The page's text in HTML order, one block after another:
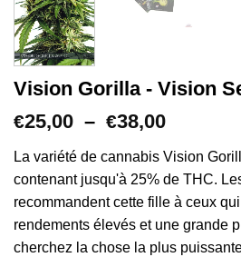
Vision Gorilla - Vision
€25,00 – €38,00Plage
prix :
€25,00
à
€38,00
La variété de cannabis Vision
contenant jusqu'à 25% de THC.
recommandent cette fille à ceux
rendements élevés et une grande
cherchez la chose la plus